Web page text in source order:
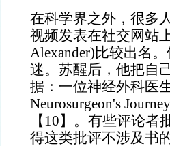
在科学界之外，很多
视频发表在社交网站
Alexander)比较出名
迷。苏醒后，他把自
据：一位神经外科医
Neurosurgeon's
【10】。有些评论
得这类批评不涉及书